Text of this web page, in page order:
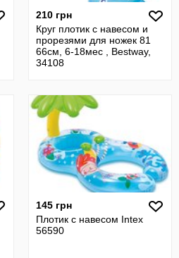
210 грн
Круг плотик с навесом и
прорезями для ножек 81
66см, 6-18мес , Bestway,
34108
145 грн
Плотик с навесом Intex
56590